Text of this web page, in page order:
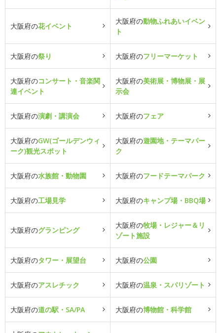
大阪府の花イベント
大阪府の動物ふれあいイベン
ト
大阪府の祭り 大阪府のフリーマーケット
大阪府のコンサート・音楽関
連イベント
大阪府の美術展・博物展・展
示会
大阪府の演劇・講演会 大阪府のフェア
大阪府のGW(ゴールデンウィ
ーク)観光スポット
大阪府の遊園地・テーマパー
ク
大阪府の水族館・動物園 大阪府のフードテーマパーク
大阪府の工場見学 大阪府のキャンプ場・BBQ場
大阪府のグランピング
大阪府の牧場・レジャー＆リ
ゾート施設
大阪府のタワー・展望台 大阪府の公園
大阪府のアスレチック 大阪府の温泉・スパリゾート
大阪府の道の駅・SA/PA 大阪府の博物館・科学館